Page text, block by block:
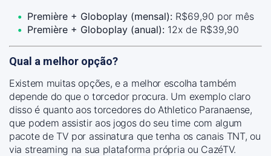
Première + Globoplay (mensal): R$69,90 por mês
Première + Globoplay (anual): 12x de R$39,90
Qual a melhor opção?
Existem muitas opções, e a melhor escolha também
depende do que o torcedor procura. Um exemplo claro
disso é quanto aos torcedores do Athletico Paranaense,
que podem assistir aos jogos do seu time com algum
pacote de TV por assinatura que tenha os canais TNT, ou
via streaming na sua plataforma própria ou CazéTV.